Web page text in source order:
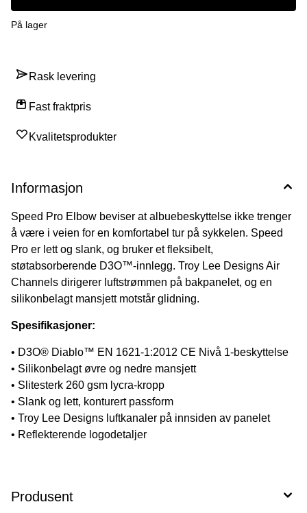
På lager
Rask levering
Fast fraktpris
Kvalitetsprodukter
Informasjon
Speed ​​Pro Elbow beviser at albuebeskyttelse ikke trenger
å være i veien for en komfortabel tur på sykkelen. Speed ​​
Pro er lett og slank, og bruker et fleksibelt,
støtabsorberende D3O™-innlegg. Troy Lee Designs Air
Channels dirigerer luftstrømmen på bakpanelet, og en
silikonbelagt mansjett motstår glidning.
Spesifikasjoner:
• D3O® Diablo™ EN 1621-1:2012 CE Nivå 1-beskyttelse
• Silikonbelagt øvre og nedre mansjett
• Slitesterk 260 gsm lycra-kropp
• Slank og lett, konturert passform
• Troy Lee Designs luftkanaler på innsiden av panelet
• Reflekterende logodetaljer
Produsent